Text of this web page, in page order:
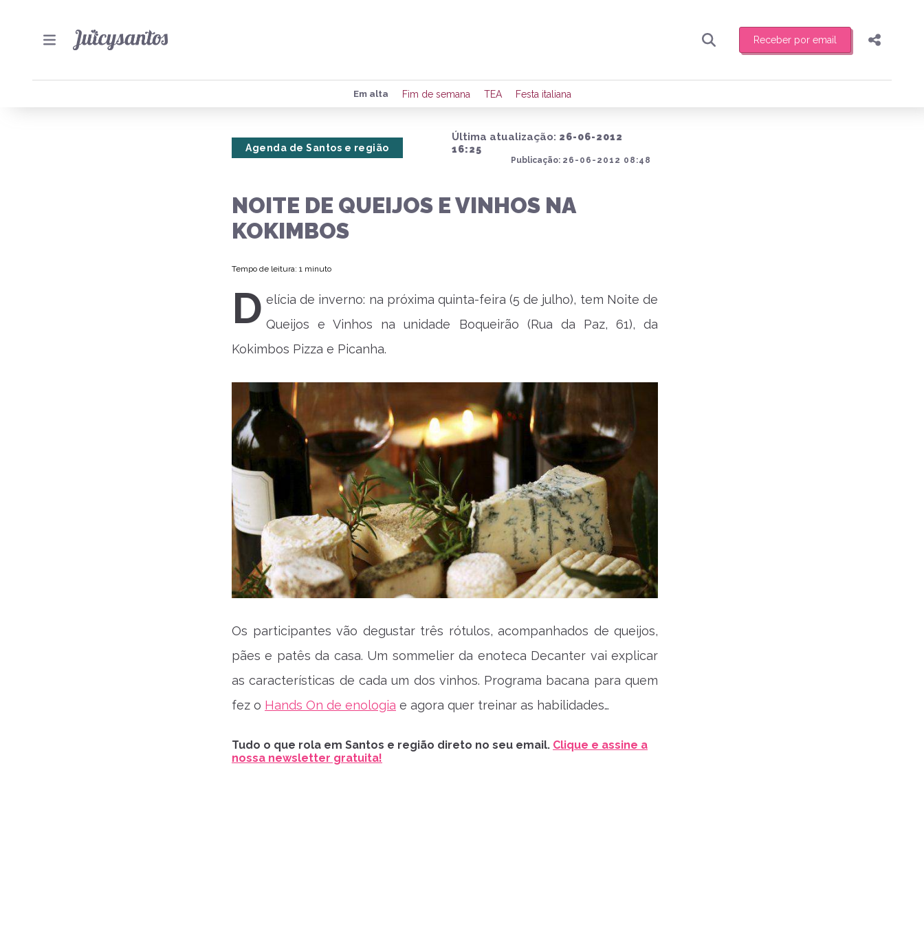
Receber por email
Preencha seus dados para receber toda sexta-feira de manhã o resumo
de eventos e notícias da região.
Compartilhar
Em alta Fim de semana TEA Festa italiana
Última atualização: 26-06-2012
16:25
Publicação: 26-06-2012 08:48
Agenda de Santos e região
NOITE DE QUEIJOS E VINHOS NA
KOKIMBOS
Tempo de leitura: 1 minuto
D elícia de inverno: na próxima quinta-feira (5 de julho), tem Noite de
Queijos e Vinhos na unidade Boqueirão (Rua da Paz, 61), da
Kokimbos Pizza e Picanha.
Os participantes vão degustar três rótulos, acompanhados de queijos,
pães e patês da casa. Um sommelier da enoteca Decanter vai explicar
as características de cada um dos vinhos. Programa bacana para quem
fez o Hands On de enologia e agora quer treinar as habilidades…
Tudo o que rola em Santos e região direto no seu email. Clique e assine a
nossa newsletter gratuita!